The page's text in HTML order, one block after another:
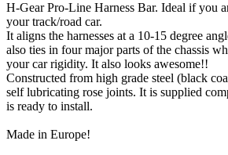
H-Gear Pro-Line Harness Bar. Ideal if you
your track/road car.
It aligns the harnesses at a 10-15 degree
also ties in four major parts of the chassis
your car rigidity. It also looks awesome!!
Constructed from high grade steel (black
self lubricating rose joints. It is supplied
is ready to install.
Made in Europe!